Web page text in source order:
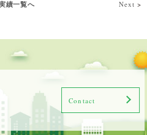
績一覧へ Next >
Contact